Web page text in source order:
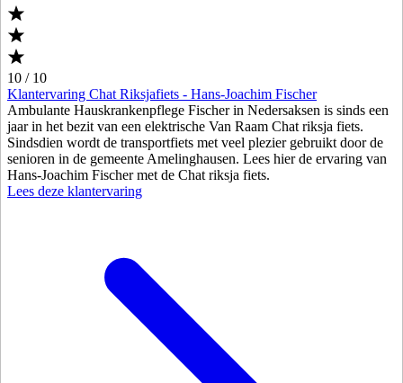
10 / 10
Klantervaring Chat Riksjafiets - Hans-Joachim Fischer
Ambulante Hauskrankenpflege Fischer in Nedersaksen is sinds een
jaar in het bezit van een elektrische Van Raam Chat riksja fiets.
Sindsdien wordt de transportfiets met veel plezier gebruikt door de
senioren in de gemeente Amelinghausen. Lees hier de ervaring van
Hans-Joachim Fischer met de Chat riksja fiets.
Lees deze klantervaring